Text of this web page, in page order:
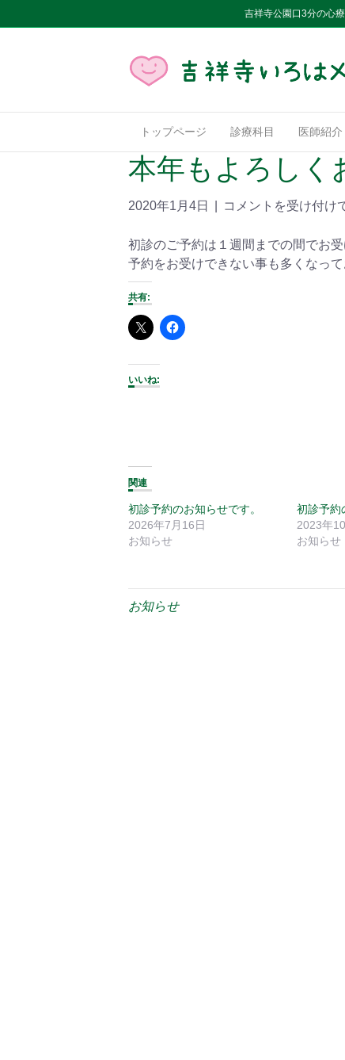
吉祥寺公園口3分の心
トップページ 診療科目 医師紹介
本年もよろしく
2020年1月4日 コメントを受け付け
初診のご予約は１週間までの間でお
予約をお受けできない事も多くなって
共有:
いいね:
関連
初診予約のお知らせです。
2026年7月16日
お知らせ
初診予約
2023年
お知らせ
お知らせ